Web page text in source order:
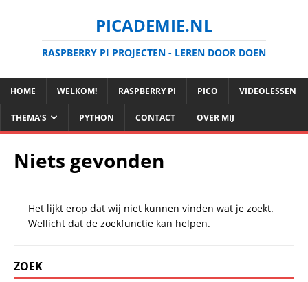
PICADEMIE.NL
RASPBERRY PI PROJECTEN - LEREN DOOR DOEN
HOME WELKOM! RASPBERRY PI PICO VIDEOLESSEN
THEMA’S PYTHON CONTACT OVER MIJ
Niets gevonden
Het lijkt erop dat wij niet kunnen vinden wat je zoekt.
Wellicht dat de zoekfunctie kan helpen.
ZOEK